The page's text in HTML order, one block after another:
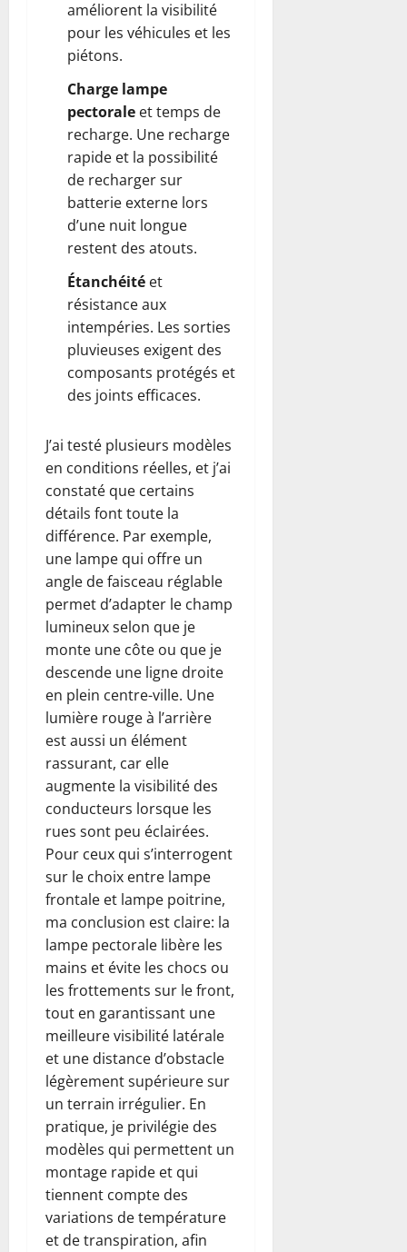
améliorent la visibilité
pour les véhicules et les
piétons.
Charge lampe
pectorale et temps de
recharge. Une recharge
rapide et la possibilité
de recharger sur
batterie externe lors
d’une nuit longue
restent des atouts.
Étanchéité et
résistance aux
intempéries. Les sorties
pluvieuses exigent des
composants protégés et
des joints efficaces.
J’ai testé plusieurs modèles
en conditions réelles, et j’ai
constaté que certains
détails font toute la
différence. Par exemple,
une lampe qui offre un
angle de faisceau réglable
permet d’adapter le champ
lumineux selon que je
monte une côte ou que je
descende une ligne droite
en plein centre-ville. Une
lumière rouge à l’arrière
est aussi un élément
rassurant, car elle
augmente la visibilité des
conducteurs lorsque les
rues sont peu éclairées.
Pour ceux qui s’interrogent
sur le choix entre lampe
frontale et lampe poitrine,
ma conclusion est claire: la
lampe pectorale libère les
mains et évite les chocs ou
les frottements sur le front,
tout en garantissant une
meilleure visibilité latérale
et une distance d’obstacle
légèrement supérieure sur
un terrain irrégulier. En
pratique, je privilégie des
modèles qui permettent un
montage rapide et qui
tiennent compte des
variations de température
et de transpiration, afin